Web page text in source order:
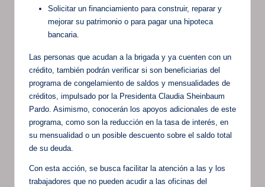
Solicitar un financiamiento para construir, reparar y
mejorar su patrimonio o para pagar una hipoteca
bancaria.
Las personas que acudan a la brigada y ya cuenten con un
crédito, también podrán verificar si son beneficiarias del
programa de congelamiento de saldos y mensualidades de
créditos, impulsado por la Presidenta Claudia Sheinbaum
Pardo. Asimismo, conocerán los apoyos adicionales de este
programa, como son la reducción en la tasa de interés, en
su mensualidad o un posible descuento sobre el saldo total
de su deuda.
Con esta acción, se busca facilitar la atención a las y los
trabajadores que no pueden acudir a las oficinas del